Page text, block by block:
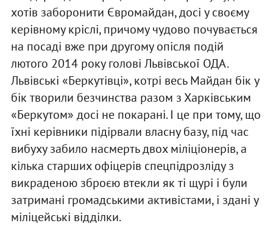
хотів заборонити Євромайдан, досі у своєму
керівному кріслі, причому чудово почувається
на посаді вже при другому опісля подій
лютого 2014 року голові Львівської ОДА.
Львівські «Беркутівці», котрі весь Майдан бік у
бік творили безчинства разом з Харківським
«Беркутом» досі не покарані. І це при тому, що
їхні керівники підірвали власну базу, під час
вибуху забило насмерть двох міліціонерів, а
кілька старших офіцерів спецпідрозліду з
викраденою зброєю втекли як ті щурі і були
затримані громадськими активістами, і здані у
міліцейські відділки.